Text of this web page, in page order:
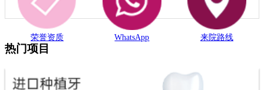
荣誉资质 WhatsApp 来院路线
热门项目